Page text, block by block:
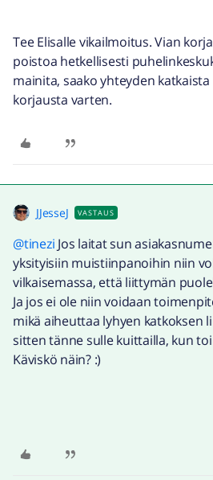
Tee Elisalle vikailmoitus. Vian
poistoa hetkellisesti
mainita, saako yhteyden
korjausta varten.
JJesseJ VASTAUS
@tinezi Jos laitat sun
yksityisiin muistiinpanoihin niin
vilkaisemassa, että liittymän
Ja jos ei ole niin voidaan
mikä aiheuttaa lyhyen katkoksen
sitten tänne sulle kuittailla, kun
Käviskö näin? :)